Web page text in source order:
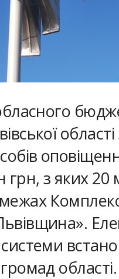
з яких 20
області.